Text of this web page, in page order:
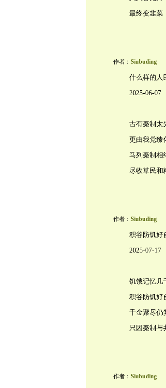
最终变韭菜
作者： Siubuding
什么样的人
2025-06-07
古有秦制太
更由我党臻
马列秦制相
尽收草民和
作者： Siubuding
积谷防饥好
2025-07-17
饥饿记忆几
积谷防饥好
千金聚尽仍
只因秦制与
作者： Siubuding